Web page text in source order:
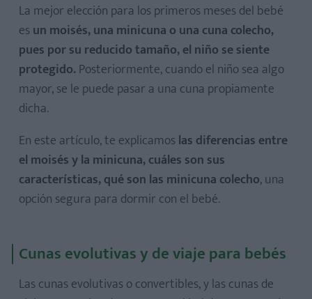
La mejor elección para los primeros meses del bebé
es un moisés, una minicuna o una cuna colecho,
pues por su reducido tamaño, el niño se siente
protegido. Posteriormente, cuando el niño sea algo
mayor, se le puede pasar a una cuna propiamente
dicha.
En este artículo, te explicamos las diferencias entre
el moisés y la minicuna, cuáles son sus
características, qué son las minicuna colecho, una
opción segura para dormir con el bebé.
Cunas evolutivas y de viaje para bebés
Las cunas evolutivas o convertibles, y las cunas de